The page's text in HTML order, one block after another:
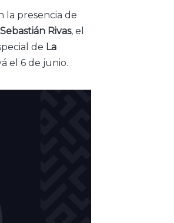
la presencia de
Sebastián Rivas, el
de La
el 6 de junio.